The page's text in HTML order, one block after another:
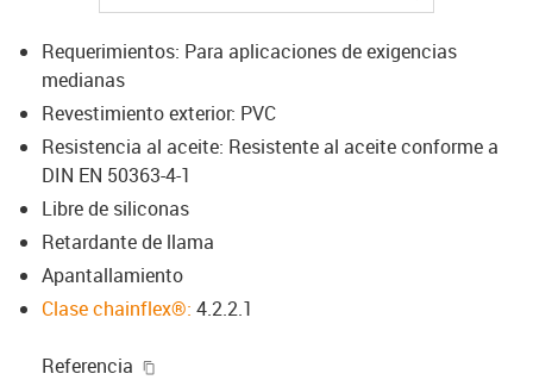
Requerimientos: Para aplicaciones de exigencias
medianas
Revestimiento exterior: PVC
Resistencia al aceite: Resistente al aceite conforme a
DIN EN 50363-4-1
Libre de siliconas
Retardante de llama
Apantallamiento
Clase chainflex®: 4.2.2.1
Referencia